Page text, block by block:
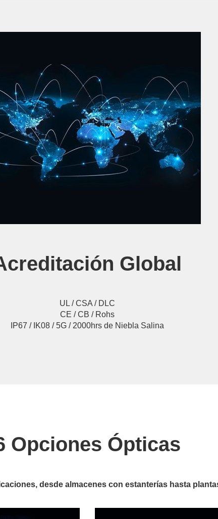
Global
UL / CSA / DLC
CE / CB / Rohs
IP67 / IK08 / 5G / 2000hrs de Niebla Salina
Opciones Ópticas
desde almacenes con estanterías hasta